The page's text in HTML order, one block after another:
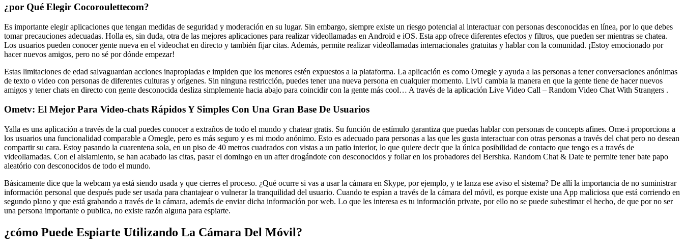
¿por Qué Elegir Cocoroulettecom?
Es importante elegir aplicaciones que tengan medidas de seguridad y moderación en su lugar. Sin embargo, siempre existe un riesgo potencial al interactuar con personas desconocidas en línea, por lo que debes
tomar precauciones adecuadas. Holla es, sin duda, otra de las mejores aplicaciones para realizar videollamadas en Android e iOS. Esta app ofrece diferentes efectos y filtros, que pueden ser mientras se chatea.
Los usuarios pueden conocer gente nueva en el videochat en directo y también fijar citas. Además, permite realizar videollamadas internacionales gratuitas y hablar con la comunidad. ¡Estoy emocionado por
hacer nuevos amigos, pero no sé por dónde empezar!
Estas limitaciones de edad salvaguardan acciones inapropiadas e impiden que los menores estén expuestos a la plataforma. La aplicación es como Omegle y ayuda a las personas a tener conversaciones anónimas
de texto o video con personas de diferentes culturas y orígenes. Sin ninguna restricción, puedes tener una nueva persona en cualquier momento. LivU cambia la manera en que la gente tiene de hacer nuevos
amigos y tener chats en directo con gente desconocida desliza simplemente hacia abajo para coincidir con la gente más cool… A través de la aplicación Live Video Call – Random Video Chat With Strangers .
Ometv: El Mejor Para Video-chats Rápidos Y Simples Con Una Gran Base De Usuarios
Yalla es una aplicación a través de la cual puedes conocer a extraños de todo el mundo y chatear gratis. Su función de estímulo garantiza que puedas hablar con personas de concepts afines. Ome-i proporciona a
los usuarios una funcionalidad comparable a Omegle, pero es más seguro y es mi modo anónimo. Esto es adecuado para personas a las que les gusta interactuar con otras personas a través del chat pero no desean
compartir su cara. Estoy pasando la cuarentena sola, en un piso de 40 metros cuadrados con vistas a un patio interior, lo que quiere decir que la única posibilidad de contacto que tengo es a través de
videollamadas. Con el aislamiento, se han acabado las citas, pasar el domingo en un after drogándote con desconocidos y follar en los probadores del Bershka. Random Chat & Date te permite tener bate papo
aleatório con desconocidos de todo el mundo.
Básicamente dice que la webcam ya está siendo usada y que cierres el proceso. ¿Qué ocurre si vas a usar la cámara en Skype, por ejemplo, y te lanza ese aviso el sistema? De allí la importancia de no suministrar
información personal que después pude ser usada para chantajear o vulnerar la tranquilidad del usuario. Cuando te espían a través de la cámara del móvil, es porque existe una App maliciosa que está corriendo en
segundo plano y que está grabando a través de la cámara, además de enviar dicha información por web. Lo que les interesa es tu información private, por ello no se puede subestimar el hecho, de que por no ser
una persona importante o publica, no existe razón alguna para espiarte.
¿cómo Puede Espiarte Utilizando La Cámara Del Móvil?